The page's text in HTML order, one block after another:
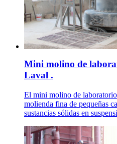
Mini molino de
Laval .
El mini molino de
molienda fina de pequeñas
sustancias sólidas en